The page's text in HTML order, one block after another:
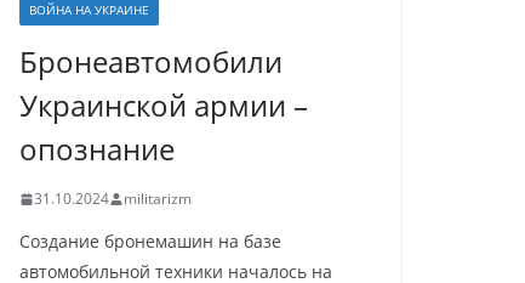
ВОЙНА НА УКРАИНЕ
Бронеавтомобили
Украинской армии –
опознание
31.10.2024 militarizm
Создание бронемашин на базе
автомобильной техники началось на